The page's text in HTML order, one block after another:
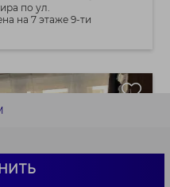
по ул.
на 7 этаже 9-ти